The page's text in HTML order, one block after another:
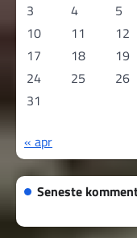
3
4 5
10
11 12
17
18 19
24
25 26
31
« apr
Seneste